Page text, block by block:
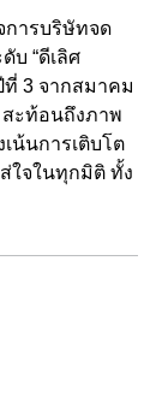
การบริษัทจด
บ “ดีเลิศ
ที่ 3 จากสมาคม
สะท้อนถึงภาพ
น้นการเติบโต
ใจในทุกมิติ ทั้ง